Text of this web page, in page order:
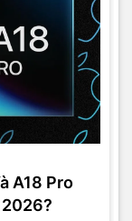
A18 Pro